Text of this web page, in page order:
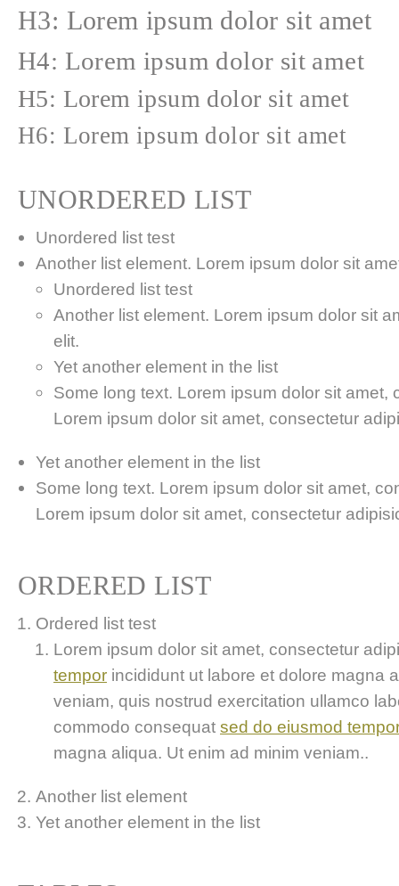
H3: Lorem ipsum dolor sit amet
H4: Lorem ipsum dolor sit amet
H5: Lorem ipsum dolor sit amet
H6: Lorem ipsum dolor sit amet
UNORDERED LIST
Unordered list test
Another list element. Lorem ipsum dolor sit
Unordered list test
Another list element. Lorem ipsum dolor sit
elit.
Yet another element in the list
Some long text. Lorem ipsum dolor sit amet,
Lorem ipsum dolor sit amet, consectetur
Yet another element in the list
Some long text. Lorem ipsum dolor sit amet,
Lorem ipsum dolor sit amet, consectetur
ORDERED LIST
Ordered list test
Lorem ipsum dolor sit amet, consectetur
tempor incididunt ut labore et dolore magna
veniam, quis nostrud exercitation ullamco
commodo consequat sed do eiusmod
magna aliqua. Ut enim ad minim veniam..
Another list element
Yet another element in the list